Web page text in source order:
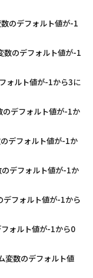
デフォルト値が-1
のデフォルト値が-1
ルト値が-1から3に
デフォルト値が-1か
デフォルト値が-1か
デフォルト値が-1か
フォルト値が-1から
ォルト値が-1から0
数のデフォルト値